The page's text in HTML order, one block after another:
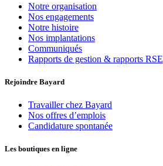
Notre organisation
Nos engagements
Notre histoire
Nos implantations
Communiqués
Rapports de gestion & rapports RSE
Rejoindre Bayard
Travailler chez Bayard
Nos offres d’emplois
Candidature spontanée
Les boutiques en ligne